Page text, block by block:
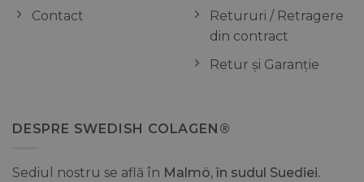
Contact
Retururi / Retragere
din contract
Retur și Garanție
DESPRE SWEDISH COLAGEN®
Sediul nostru se află în Malmö, în sudul Suediei.